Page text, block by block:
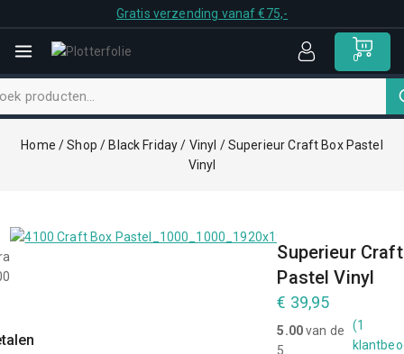
Gratis verzending vanaf €75,-
0
Home / Shop / Black Friday / Vinyl / Superieur Craft Box Pastel
Vinyl
Scherpe Prijzen
Superieur
Pastel Vinyl
5.00van de
5
(1
€ 39,95
5 producten